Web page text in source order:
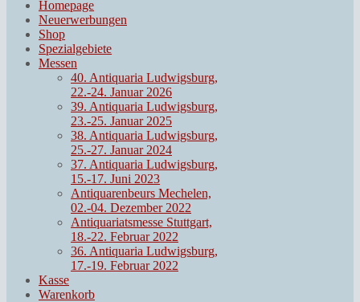
Homepage
Neuerwerbungen
Shop
Spezialgebiete
Messen
40. Antiquaria Ludwigsburg,
22.-24. Januar 2026
39. Antiquaria Ludwigsburg,
23.-25. Januar 2025
38. Antiquaria Ludwigsburg,
25.-27. Januar 2024
37. Antiquaria Ludwigsburg,
15.-17. Juni 2023
Antiquarenbeurs Mechelen,
02.-04. Dezember 2022
Antiquariatsmesse Stuttgart,
18.-22. Februar 2022
36. Antiquaria Ludwigsburg,
17.-19. Februar 2022
Kasse
Warenkorb